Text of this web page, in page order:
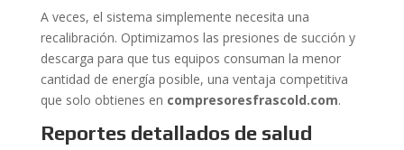
A veces, el sistema simplemente necesita una
recalibración. Optimizamos las presiones de succión y
descarga para que tus equipos consuman la menor
cantidad de energía posible, una ventaja competitiva
que solo obtienes en compresoresfrascold.com.
Reportes detallados de salud